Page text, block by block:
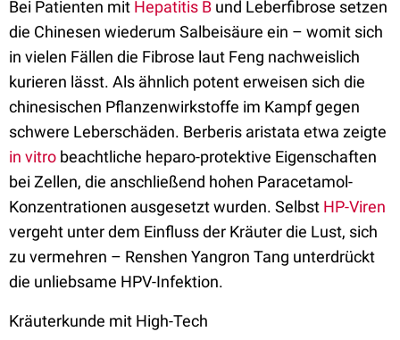
Bei Patienten mit Hepatitis B und Leberfibrose setzen
die Chinesen wiederum Salbeisäure ein – womit sich
in vielen Fällen die Fibrose laut Feng nachweislich
kurieren lässt. Als ähnlich potent erweisen sich die
chinesischen Pflanzenwirkstoffe im Kampf gegen
schwere Leberschäden. Berberis aristata etwa zeigte
in vitro beachtliche heparo-protektive Eigenschaften
bei Zellen, die anschließend hohen Paracetamol-
Konzentrationen ausgesetzt wurden. Selbst HP-Viren
vergeht unter dem Einfluss der Kräuter die Lust, sich
zu vermehren – Renshen Yangron Tang unterdrückt
die unliebsame HPV-Infektion.
Kräuterkunde mit High-Tech